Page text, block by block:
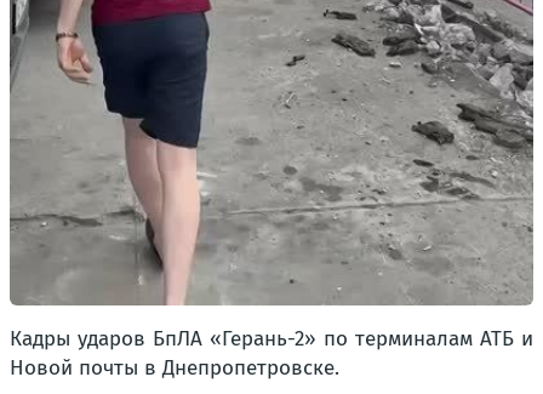
Кадры ударов БпЛА «Герань-2» по терминалам АТБ и
Новой почты в Днепропетровске.